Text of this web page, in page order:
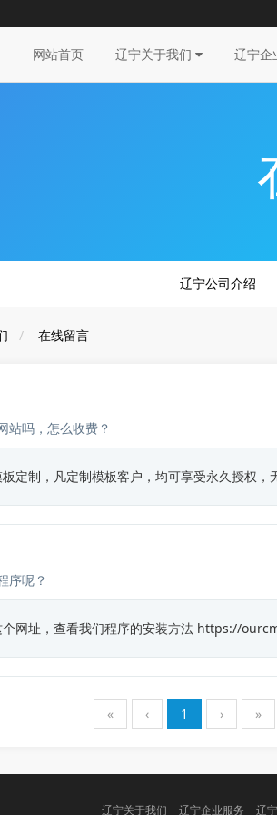
网站首页 辽宁关于我们 辽宁企
辽宁公司介绍
在线留言
站吗，怎么收费？
定制，凡定制模板客户，均可享受永久授权，
序呢？
个网址，查看我们程序的安装方法 https://
« ‹ 1 › »
辽宁关于我们 辽宁企业服务 辽